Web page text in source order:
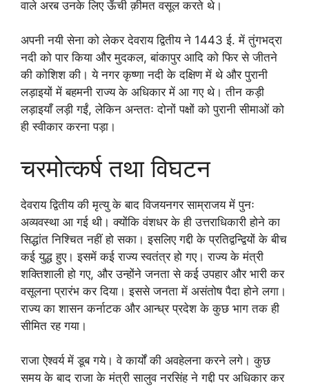
वाले अरब उनके लिए ऊँची क़ीमत वसूल करते थे।
अपनी नयी सेना को लेकर देवराय द्वितीय ने 1443 ई. में तुंगभद्रा
नदी को पार किया और मुदकल, बांकापुर आदि को फिर से जीतने
की कोशिश की। ये नगर कृष्णा नदी के दक्षिण में थे और पुरानी
लड़ाइयों में बहमनी राज्य के अधिकार में आ गए थे। तीन कड़ी
लड़ाइयाँ लड़ी गईं, लेकिन अन्ततः दोनों पक्षों को पुरानी सीमाओं को
ही स्वीकार करना पड़ा।
चरमोत्कर्ष तथा विघटन
देवराय द्वितीय की मृत्यु के बाद विजयनगर साम्राजय में पुनः
अव्यवस्था आ गई थी। क्योंकि वंशधर के ही उत्तराधिकारी होने का
सिद्धांत निश्चित नहीं हो सका। इसलिए गद्दी के प्रतिद्वन्द्वियों के बीच
कई युद्ध हुए। इसमें कई राज्य स्वतंत्र हो गए। राज्य के मंत्री
शक्तिशाली हो गए, और उन्होंने जनता से कई उपहार और भारी कर
वसूलना प्रारंभ कर दिया। इससे जनता में असंतोष पैदा होने लगा।
राज्य का शासन कर्नाटक और आन्ध्र प्रदेश के कुछ भाग तक ही
सीमित रह गया।
राजा ऐश्वर्य में डूब गये। वे कार्यों की अवहेलना करने लगे। कुछ
समय के बाद राजा के मंत्री सालुव नरसिंह ने गद्दी पर अधिकार कर